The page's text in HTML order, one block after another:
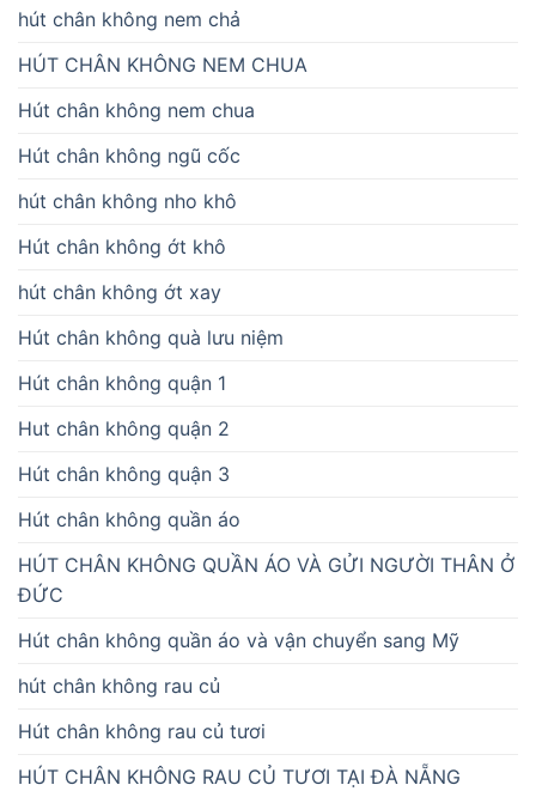
hút chân không nem chả
HÚT CHÂN KHÔNG NEM CHUA
Hút chân không nem chua
Hút chân không ngũ cốc
hút chân không nho khô
Hút chân không ớt khô
hút chân không ớt xay
Hút chân không quà lưu niệm
Hút chân không quận 1
Hut chân không quận 2
Hút chân không quận 3
Hút chân không quần áo
HÚT CHÂN KHÔNG QUẦN ÁO VÀ GỬI NGƯỜI THÂN Ở
ĐỨC
Hút chân không quần áo và vận chuyển sang Mỹ
hút chân không rau củ
Hút chân không rau củ tươi
HÚT CHÂN KHÔNG RAU CỦ TƯƠI TẠI ĐÀ NẴNG